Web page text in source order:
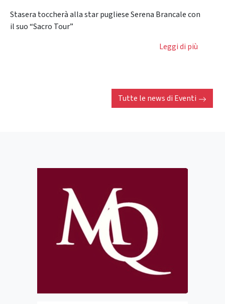
Stasera toccherà alla star pugliese Serena Brancale con
il suo “Sacro Tour”
Leggi di più
Tutte le news di Eventi